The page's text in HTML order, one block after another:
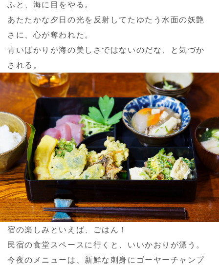
ふと、海に目をやる。
あたたかな夕日の光を反射してたゆたう水面の妖艶
さに、心が奪われた。
青いばかりが海の美しさではないのだな、と気づか
される。
宿の楽しみといえば、ごはん！
民宿の食堂スペースに行くと、いいかおりが漂う。
今夜のメニューは、新鮮な刺身にゴーヤーチャンプ